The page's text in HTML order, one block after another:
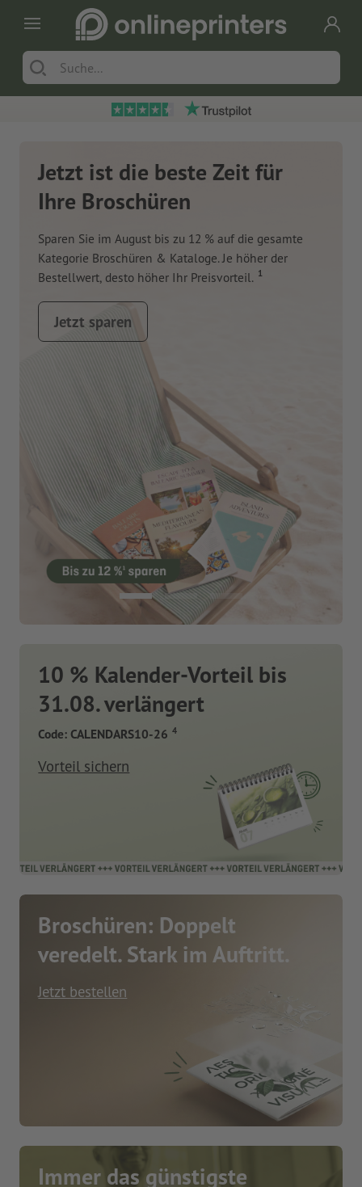
Jetzt ist die beste Zeit für
Ihre Broschüren
Sparen Sie im August bis zu 12 % auf die gesamte
Kategorie Broschüren & Kataloge. Je höher der
Bestellwert, desto höher Ihr Preisvorteil. 1
Jetzt sparen
10 % Kalender-Vorteil bis
31.08. verlängert
Code: CALENDARS10-26 4
Vorteil sichern
Broschüren: Doppelt
veredelt. Stark im Auftritt.
Jetzt bestellen
Immer das günstigste